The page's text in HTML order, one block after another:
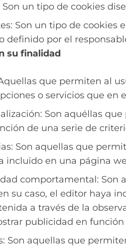
Son un tipo de cookies
Son un tipo de
definido por el
su finalidad
que permiten al
o servicios que en
Son aquéllas
de una serie de
Son aquellas que
incluido en una página
comportamental: Son
su caso, el editor haya
a través de la
publicidad en
Son aquellas que